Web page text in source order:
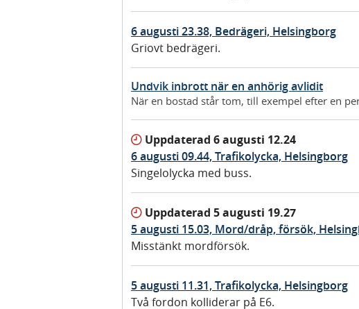
6 augusti 23.38, Bedrägeri, Helsingborg
Griovt bedrägeri.
Undvik inbrott när en anhörig avlidit
När en bostad står tom, till exempel efter en
Uppdaterad 6 augusti 12.24
6 augusti 09.44, Trafikolycka, Helsingborg
Singelolycka med buss.
Uppdaterad 5 augusti 19.27
5 augusti 15.03, Mord/dråp, försök,
Misstänkt mordförsök.
5 augusti 11.31, Trafikolycka, Helsingborg
Två fordon kolliderar på E6.